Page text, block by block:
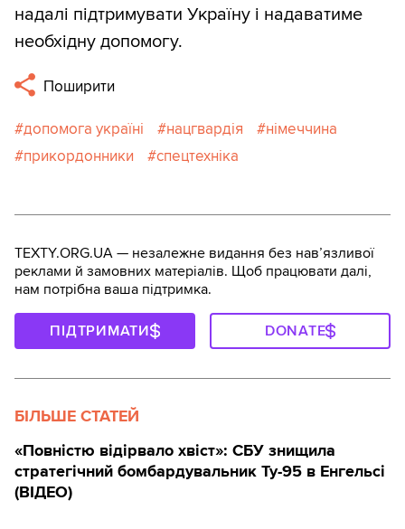
надалі підтримувати Україну і надаватиме
необхідну допомогу.
Поширити
допомога україні нацгвардія
німеччина
прикордонники
спецтехніка
TEXTY.ORG.UA — незалежне видання без навʼязливої
реклами й замовних матеріалів. Щоб працювати далі,
нам потрібна ваша підтримка.
ПІДТРИМАТИ DONATE
БІЛЬШЕ СТАТЕЙ
«Повністю відірвало хвіст»: СБУ знищила
стратегічний бомбардувальник Ту-95 в Енгельсі
(ВІДЕО)